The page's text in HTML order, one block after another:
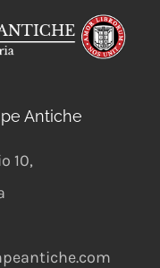
Antiche
10,